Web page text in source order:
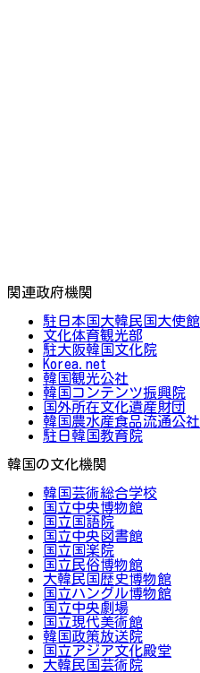
関連政府機関
駐日本国大韓民国大使館
文化体育観光部
駐大阪韓国文化院
Korea.net
韓国観光公社
韓国コンテンツ振興院
国外所在文化遺産財団
韓国農水産食品流通公社
駐日韓国教育院
韓国の文化機関
韓国芸術総合学校
国立中央博物館
国立国語院
国立中央図書館
国立国楽院
国立民俗博物館
大韓民国歴史博物館
国立ハングル博物館
国立中央劇場
国立現代美術館
韓国政策放送院
国立アジア文化殿堂
大韓民国芸術院